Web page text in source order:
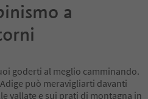
a
goderti al meglio camminando.
può meravigliarti davanti
vallate e sui prati di montagna in